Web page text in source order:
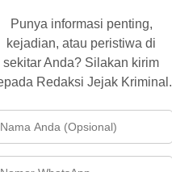
Punya informasi penting,
kejadian, atau peristiwa di
sekitar Anda? Silakan kirim
Redaksi Jejak Kriminal.